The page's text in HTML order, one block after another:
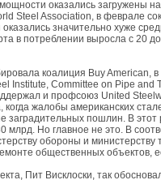
мощности оказались загружены
Steel Association, в феврале
значительно хуже
в потреблении выросла с 20
коалиция Buy American,
Institute, Committee on Pipe
и профсоюз United
когда жалобы американских
заградительных пошлин. В
млрд. Но главное не это. В
обороны и
общественных объектов,
Пит Висклоски, так